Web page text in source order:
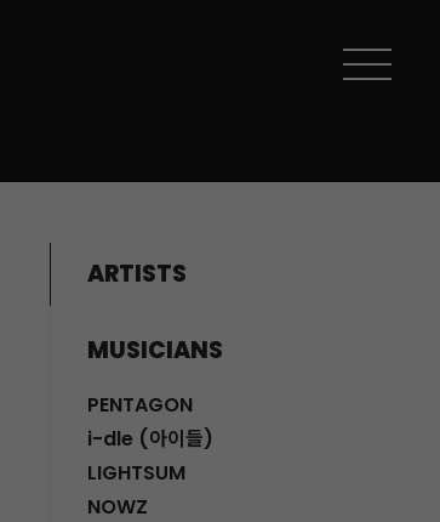
ARTISTS
MUSICIANS
PENTAGON
i-dle (아이들)
LIGHTSUM
NOWZ